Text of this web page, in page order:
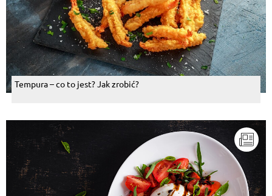
Tempura – co to jest? Jak zrobić?